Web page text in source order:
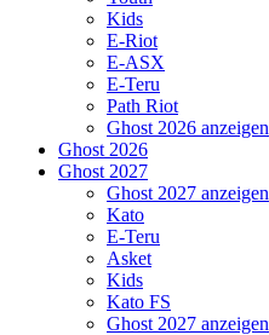
Kids
E-Riot
E-ASX
E-Teru
Path Riot
Ghost 2026 anzeigen
Ghost 2026
Ghost 2027
Ghost 2027 anzeigen
Kato
E-Teru
Asket
Kids
Kato FS
Ghost 2027 anzeigen